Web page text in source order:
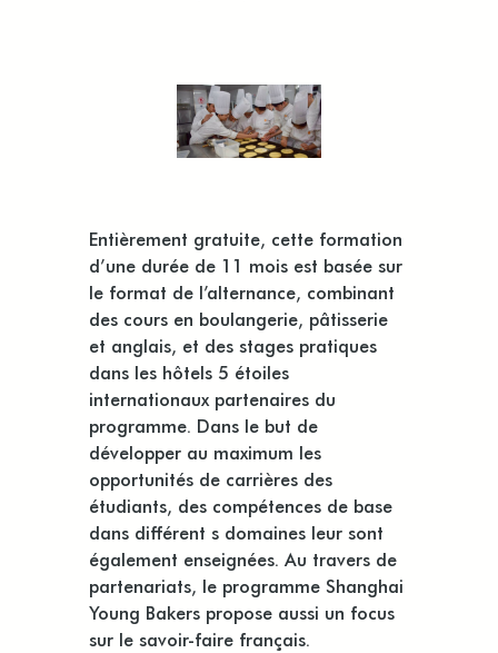
Entièrement gratuite, cette formation
d’une durée de 11 mois est basée sur
le format de l’alternance, combinant
des cours en boulangerie, pâtisserie
et anglais, et des stages pratiques
dans les hôtels 5 étoiles
internationaux partenaires du
programme. Dans le but de
développer au maximum les
opportunités de carrières des
étudiants, des compétences de base
dans différent s domaines leur sont
également enseignées. Au travers de
partenariats, le programme Shanghai
Young Bakers propose aussi un focus
sur le savoir-faire français.